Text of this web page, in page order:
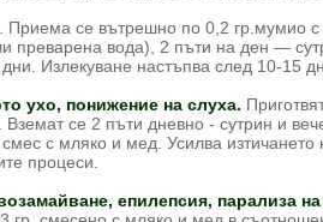
. Приема се вътрешно по 0,2 гр.мумио
преварена вода), 2 пъти на ден —
Излекуване настъпва след 10-15
ухо, понижение на слуха.
се 2 пъти дневно - сутрин и
с мляко и мед. Усилва изтичането
процеси.
епилепсия, парализа